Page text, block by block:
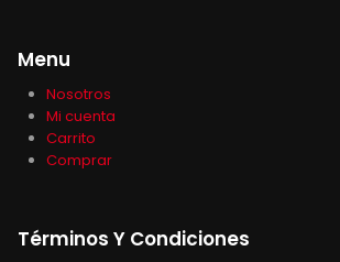
Menu
Nosotros
Mi cuenta
Carrito
Comprar
Términos Y Condiciones